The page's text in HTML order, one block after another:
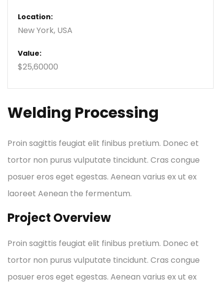
Location:
New York, USA
Value:
$25,60000
Welding Processing
Proin sagittis feugiat elit finibus pretium. Donec et
tortor non purus vulputate tincidunt. Cras congue
posuer eros eget egestas. Aenean varius ex ut ex
laoreet Aenean the fermentum.
Project Overview
Proin sagittis feugiat elit finibus pretium. Donec et
tortor non purus vulputate tincidunt. Cras congue
posuer eros eget egestas. Aenean varius ex ut ex